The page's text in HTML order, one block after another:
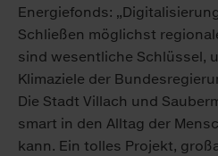
Energiefonds:
Schließen möglichst
sind wesentliche Schlüssel,
Klimaziele der
Die Stadt Villach und
smart in den Alltag der
kann. Ein tolles Projekt,